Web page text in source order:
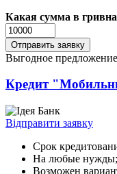
Какая сумма в
Выгодное предложение
Кредит
Відправити заявку
Срок
На любые нужды;
Возможен